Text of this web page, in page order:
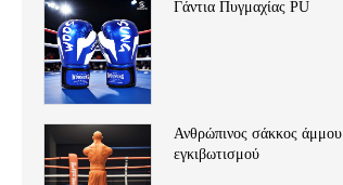
Γάντια Πυγμαχίας PU
Ανθρώπινος σάκκος άμμου
εγκιβωτισμού